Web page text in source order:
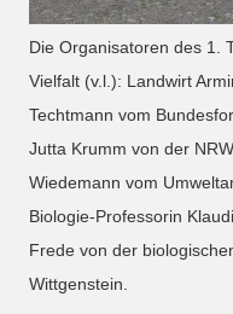
Die Organisatoren des 1.
Vielfalt (v.l.): Landwirt
Techtmann vom
Jutta Krumm von der
Wiedemann vom
Biologie-Professorin
Frede von der
Wittgenstein.